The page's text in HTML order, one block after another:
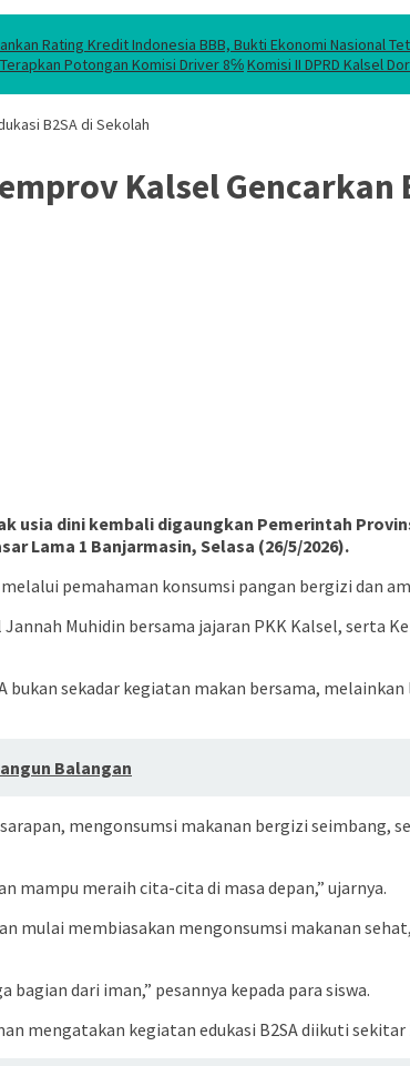
Rating Kredit Indonesia BBB, Bukti Ekonomi Nasional
Potongan Komisi Driver 8℅Komisi II DPRD Kalsel
B2SA di Sekolah
Kalsel Gencarkan
usia dini kembali digaungkan Pemerintah
Lama 1 Banjarmasin, Selasa (26/5/2026).
pemahaman konsumsi pangan bergizi dan
Muhidin bersama jajaran PKK Kalsel, serta
sekadar kegiatan makan bersama,
Balangan
mengonsumsi makanan bergizi seimbang,
mampu meraih cita-cita di masa depan,” ujarnya.
mulai membiasakan mengonsumsi makanan
dari iman,” pesannya kepada para siswa.
mengatakan kegiatan edukasi B2SA diikuti sekitar